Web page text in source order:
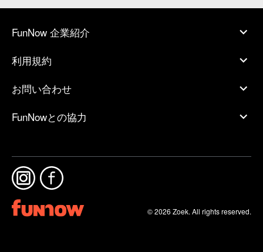
FunNow 企業紹介
利用規約
お問い合わせ
FunNowとの協力
© 2026 Zoek. All rights reserved.